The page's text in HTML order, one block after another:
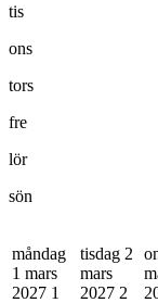
tis
ons
tors
fre
lör
sön
måndag
1 mars
2027 1
tisdag 2
mars
2027 2